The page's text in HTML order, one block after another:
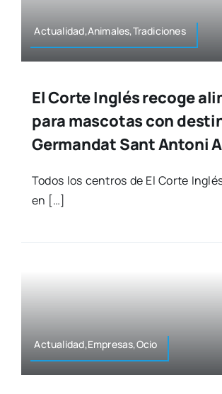
Actualidad,Animales,Tradiciones
El Corte Inglés recoge
para mascotas con
Germandat Sant Antoni
Todos los cen­tros de El Cor­te
en […]
Actualidad,Empresas,Ocio